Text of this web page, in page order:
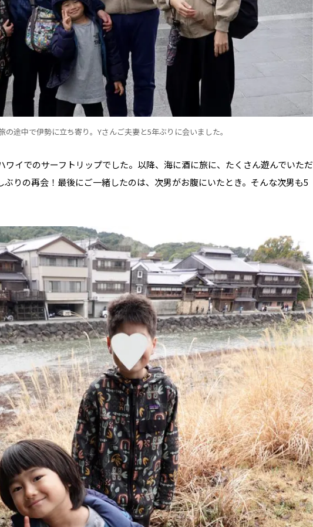
の途中で伊勢に立ち寄り。Yさんご夫妻と5年ぶりに会いました。
ワイでのサーフトリップでした。以降、海に酒に旅に、たくさん遊んでいただ
ぶりの再会！最後にご一緒したのは、次男がお腹にいたとき。そんな次男も5